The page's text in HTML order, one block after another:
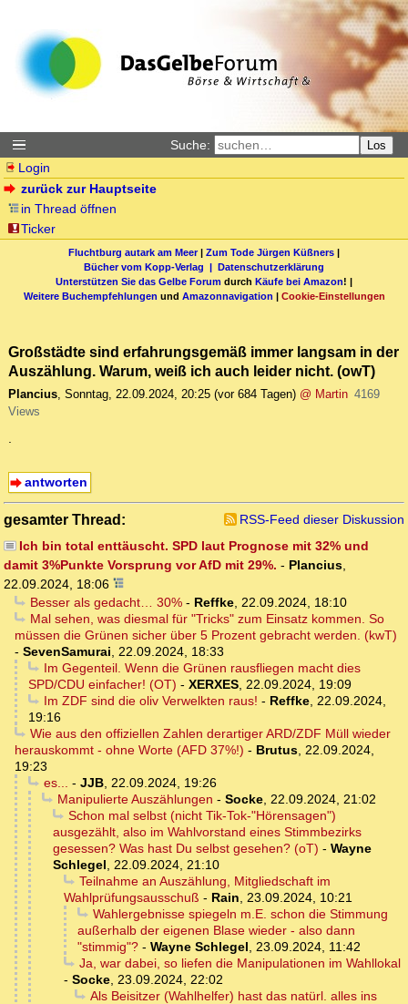
Suche: Los
Login
zurück zur Hauptseite
in Thread öffnen
Ticker
Fluchtburg autark am Meer| Zum Tode Jürgen Küßners |
Bücher vom Kopp-Verlag | Datenschutzerklärung
Unterstützen Sie das Gelbe Forum durch Käufe bei Amazon! |
Weitere Buchempfehlungen und Amazonnavigation | Cookie-Einstellungen
Großstädte sind erfahrungsgemäß immer langsam in der
Auszählung. Warum, weiß ich auch leider nicht. (owT)
Plancius, Sonntag, 22.09.2024, 20:25 (vor 684 Tagen) @ Martin 4169
Views
.
antworten
gesamter Thread:
RSS-Feed dieser Diskussion
Ich bin total enttäuscht. SPD laut Prognose mit 32% und
damit 3%Punkte Vorsprung vor AfD mit 29%. - Plancius,
22.09.2024, 18:06
Besser als gedacht… 30%- Reffke, 22.09.2024, 18:10
Mal sehen, was diesmal für "Tricks" zum Einsatz kommen. So
müssen die Grünen sicher über 5 Prozent gebracht werden. (kwT)
- SevenSamurai, 22.09.2024, 18:33
Im Gegenteil. Wenn die Grünen rausfliegen macht dies
SPD/CDU einfacher! (OT) - XERXES, 22.09.2024, 19:09
Im ZDF sind die oliv Verwelkten raus! - Reffke, 22.09.2024,
19:16
Wie aus den offiziellen Zahlen derartiger ARD/ZDF Müll wieder
herauskommt - ohne Worte (AFD 37%!) - Brutus, 22.09.2024,
19:23
es... - JJB, 22.09.2024, 19:26
Manipulierte Auszählungen - Socke, 22.09.2024, 21:02
Schon mal selbst (nicht Tik-Tok-"Hörensagen")
ausgezählt, also im Wahlvorstand eines Stimmbezirks
gesessen? Was hast Du selbst gesehen? (oT) - Wayne
Schlegel, 22.09.2024, 21:10
Teilnahme an Auszählung, Mitgliedschaft im
Wahlprüfungsausschuß - Rain, 23.09.2024, 10:21
Wahlergebnisse spiegeln m.E. schon die Stimmung
außerhalb der eigenen Blase wieder - also dann
"stimmig"? - Wayne Schlegel, 23.09.2024, 11:42
Ja, war dabei, so liefen die Manipulationen im Wahllokal
- Socke, 23.09.2024, 22:02
Als Beisitzer (Wahlhelfer) hast das natürl. alles ins